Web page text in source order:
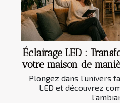
Éclairage LED :
votre maison de
Plongez dans l’univers
LED et découvrez